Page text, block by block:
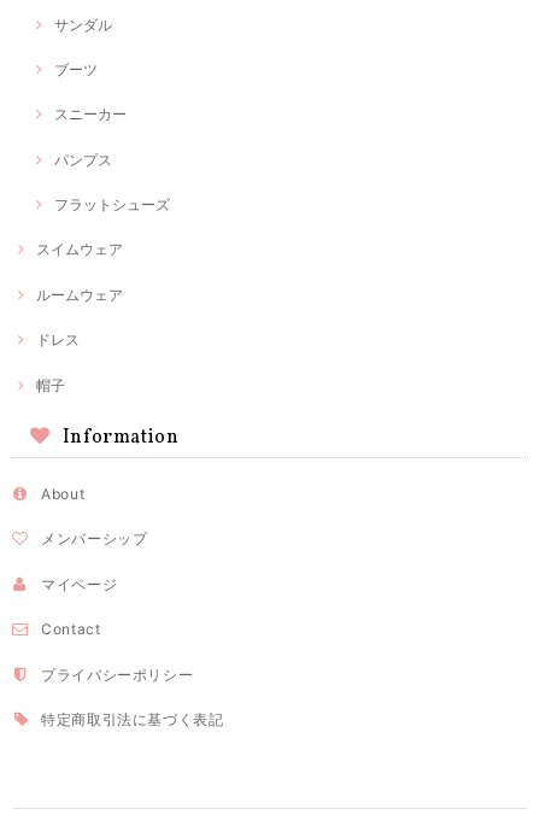
サンダル
ブーツ
スニーカー
パンプス
フラットシューズ
スイムウェア
ルームウェア
ドレス
帽子
Information
About
メンバーシップ
マイページ
Contact
プライバシーポリシー
特定商取引法に基づく表記